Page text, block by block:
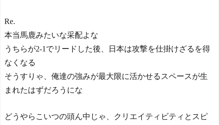
Re.
本当馬鹿みたいな采配よな
うちらが2-1でリードした後、日本は攻撃を仕掛けざるを得
なくなる
そうすりゃ、俺達の強みが最大限に活かせるスペースが生
まれたはずだろうにな
どうやらこいつの頭ん中じゃ、クリエイティビティとスピ